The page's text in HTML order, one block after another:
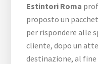
Estintori Roma
proposto un
per rispondere alle
cliente, dopo un
destinazione, al